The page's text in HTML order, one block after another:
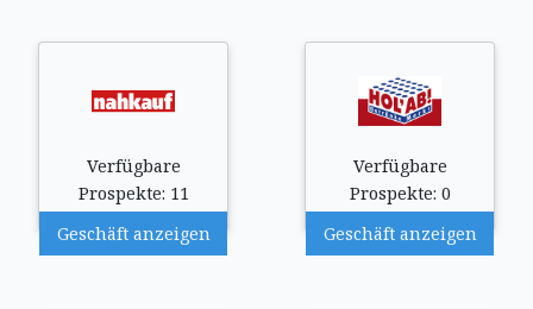
Verfügbare
Prospekte: 11
Geschäft anzeigen
Verfügbare
Prospekte: 0
Geschäft anzeigen